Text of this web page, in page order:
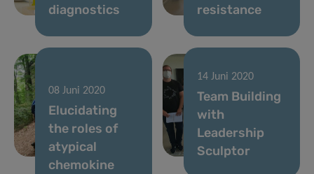
diagnostics
resistance
Lab Hike
though the
Luxembourgish
Switzerland
14 Juni 2020
Team Building
with
Leadership
Sculptor
08 Juni 2020
Elucidating
the roles of
atypical
chemokine